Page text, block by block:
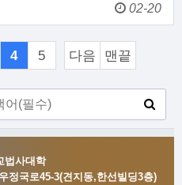
02-20
4 5 다음 맨끝
법사대학
정국로45-3(견지동,한선빌딩3층)